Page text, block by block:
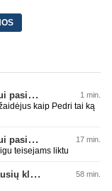
Paaiškėjo, kas turėjo įtakos Rodri sprendimui pasirinkti Barselonos pusę 1 min.
kaip Pedri tai ką
Paaiškėjo, kas turėjo įtakos Rodri sprendimui pasirinkti Barselonos pusę 17 min.
teisejams liktu
M. Palestra: „Man „Chelsea“ – vienas didžiausių klubų futbole“ 58 min.